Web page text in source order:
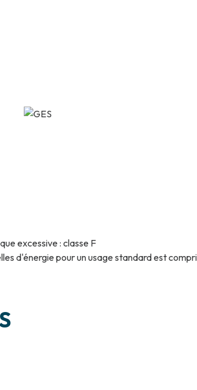
excessive : classe F
d'énergie pour un usage standard est